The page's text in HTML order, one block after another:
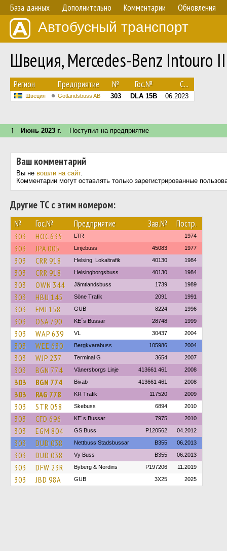
База данных Дополнительно Комментарии Обновления
Автобусный транспорт
Швеция, Mercedes-Benz
Регион Предприятие № Гос.№ С...
Швеция Gotlandsbuss AB 303 DLA 15B 06.2023
↑ Июнь 2023 г. Поступил на предприятие
Ваш комментарий
Вы не вошли на сайт.
Комментарии могут оставлять только зарегистрированные
Другие ТС с этим номером:
№ Гос.№ Предприятие Зав.№ Постр.
303 HOC 635 LTR 1974
303 JPA 005 Linjebuss 45083 1977
303 CRR 918 Helsing. Lokaltrafik 40130 1984
303 CRR 918 Helsingborgsbuss 40130 1984
303 OWN 344 Jämtlandsbuss 1739 1989
303 HBU 145 Söne Trafik 2091 1991
303 FMJ 158 GUB 8224 1996
303 OSA 790 KE´s Bussar 28748 1999
303 WAP 639 VL 30437 2004
303 WEE 630 Bergkvarabuss 105986 2004
303 WJP 237 Terminal G 3654 2007
303 BGN 774 Vänersborgs Linje 413661 461 2008
303 BGN 774 Bivab 413661 461 2008
303 RAG 778 KR Trafik 117520 2009
303 STR 058 Skebuss 6894 2010
303 CFD 696 KE´s Bussar 7975 2010
303 EGM 804 GS Buss P120562 04.2012
303 DUD 038 Nettbuss Stadsbussar B355 06.2013
303 DUD 038 Vy Buss B355 06.2013
303 DFW 23R Byberg & Nordins P197206 11.2019
303 JBD 98A GUB 3X25 2025